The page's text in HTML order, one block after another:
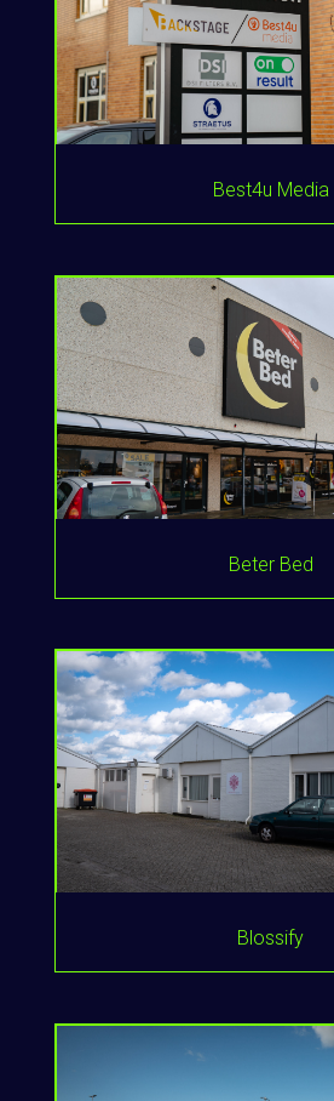
Best4u Media
Beter Bed
Blossify